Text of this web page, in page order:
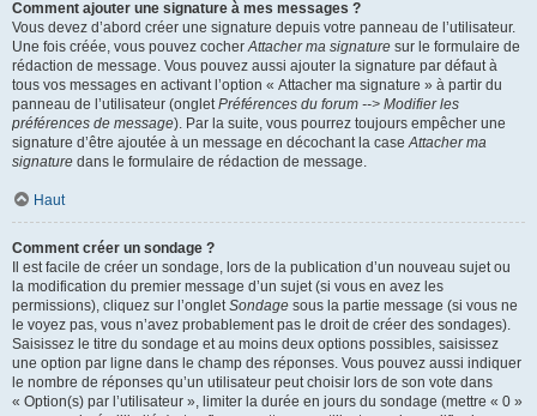
Comment ajouter une signature à mes messages ?
Vous devez d’abord créer une signature depuis votre panneau de l’utilisateur.
Une fois créée, vous pouvez cocherAttacher ma signature sur le formulaire de
rédaction de message. Vous pouvez aussi ajouter la signature par défaut à
tous vos messages en activant l’option « Attacher ma signature » à partir du
panneau de l’utilisateur (ongletPréférences du forum --> Modifier les
préférences de message). Par la suite, vous pourrez toujours empêcher une
signature d’être ajoutée à un message en décochant la caseAttacher ma
signature dans le formulaire de rédaction de message.
Haut
Comment créer un sondage ?
Il est facile de créer un sondage, lors de la publication d’un nouveau sujet ou
la modification du premier message d’un sujet (si vous en avez les
permissions), cliquez sur l’ongletSondage sous la partie message (si vous ne
le voyez pas, vous n’avez probablement pas le droit de créer des sondages).
Saisissez le titre du sondage et au moins deux options possibles, saisissez
une option par ligne dans le champ des réponses. Vous pouvez aussi indiquer
le nombre de réponses qu’un utilisateur peut choisir lors de son vote dans
« Option(s) par l’utilisateur », limiter la durée en jours du sondage (mettre « 0 »